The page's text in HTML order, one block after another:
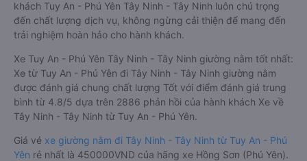
khách Tuy An - Phú Yên Tây Ninh - Tây Ninh luôn chú trọng
đến chất lượng dịch vụ, không ngừng cải thiện để mang đến
trải nghiệm hoàn hảo cho hành khách.
Xe Tuy An - Phú Yên Tây Ninh - Tây Ninh giường nằm tốt nhất:
Xe từ Tuy An - Phú Yên đi Tây Ninh - Tây Ninh giường nằm
được đánh giá chung chất lượng Tốt với điểm đánh giá trung
bình từ 4.8/5 dựa trên 2886 phản hồi của hành khách Xe về
Tây Ninh - Tây Ninh từ Tuy An - Phú Yên.
Giá vé xe giường nằm đi Tây Ninh - Tây Ninh từ Tuy An - Phú
Yên rẻ nhất là 450000VND của hãng xe Hồng Sơn (Phú Yên).